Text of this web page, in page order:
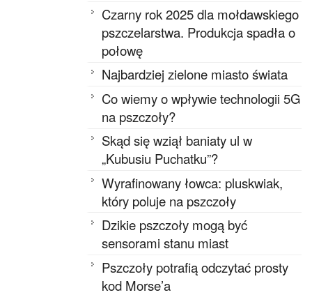
Czarny rok 2025 dla mołdawskiego
pszczelarstwa. Produkcja spadła o
połowę
Najbardziej zielone miasto świata
Co wiemy o wpływie technologii 5G
na pszczoły?
Skąd się wziął baniaty ul w
„Kubusiu Puchatku”?
Wyrafinowany łowca: pluskwiak,
który poluje na pszczoły
Dzikie pszczoły mogą być
sensorami stanu miast
Pszczoły potrafią odczytać prosty
kod Morse’a